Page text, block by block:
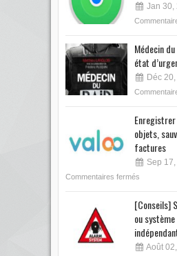
Jan 30,
Médecin
état
Déc
objets,
factures
Sep
Commentaires fermés
[Conseils]
ou
Août